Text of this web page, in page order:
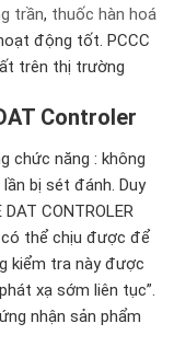
trần, thuốc hàn hoá
động tốt. PCCC
trên thị trường
Controler
chức năng : không
bị sét đánh. Duy
CONTROLER
thể chịu được để
kiểm tra này được
xạ sớm liên tục”.
nhận sản phẩm